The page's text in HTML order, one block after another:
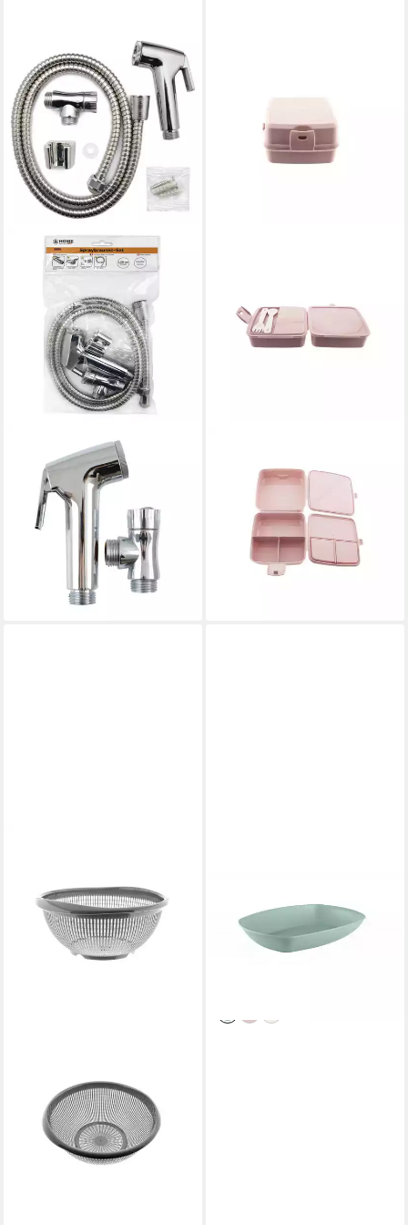
Waschbeckendusche
Spraybrause mit Schlauch
120cm
9,95 €
14,95 €
lieferbar - in 4-5 Werktagen bei dir
Lunch Box mit Besteck,
Kunststoff, (1-tlg), mit Besteck
5,95 € UVP10,95 €
lieferbar - in 4-5 Werktagen bei dir
Bauweise
spülmaschinengeeignet
3,95 €